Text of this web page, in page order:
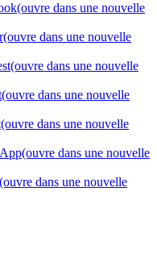
dans une nouvelle
dans une nouvelle
dans une nouvelle
dans une nouvelle
dans une nouvelle
dans une nouvelle
dans une nouvelle